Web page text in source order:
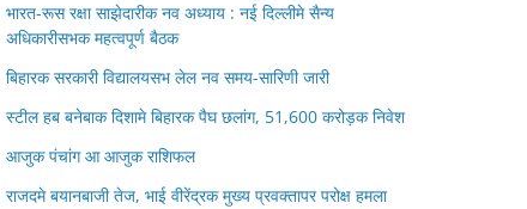
भारत-रूस रक्षा साझेदारीक नव अध्याय : नई दिल्लीमे सैन्य
अधिकारीसभक महत्वपूर्ण बैठक
बिहारक सरकारी विद्यालयसभ लेल नव समय-सारिणी जारी
स्टील हब बनेबाक दिशामे बिहारक पैघ छलांग, 51,600 करोड़क निवेश
आजुक पंचांग आ आजुक राशिफल
राजदमे बयानबाजी तेज, भाई वीरेंद्रक मुख्य प्रवक्तापर परोक्ष हमला